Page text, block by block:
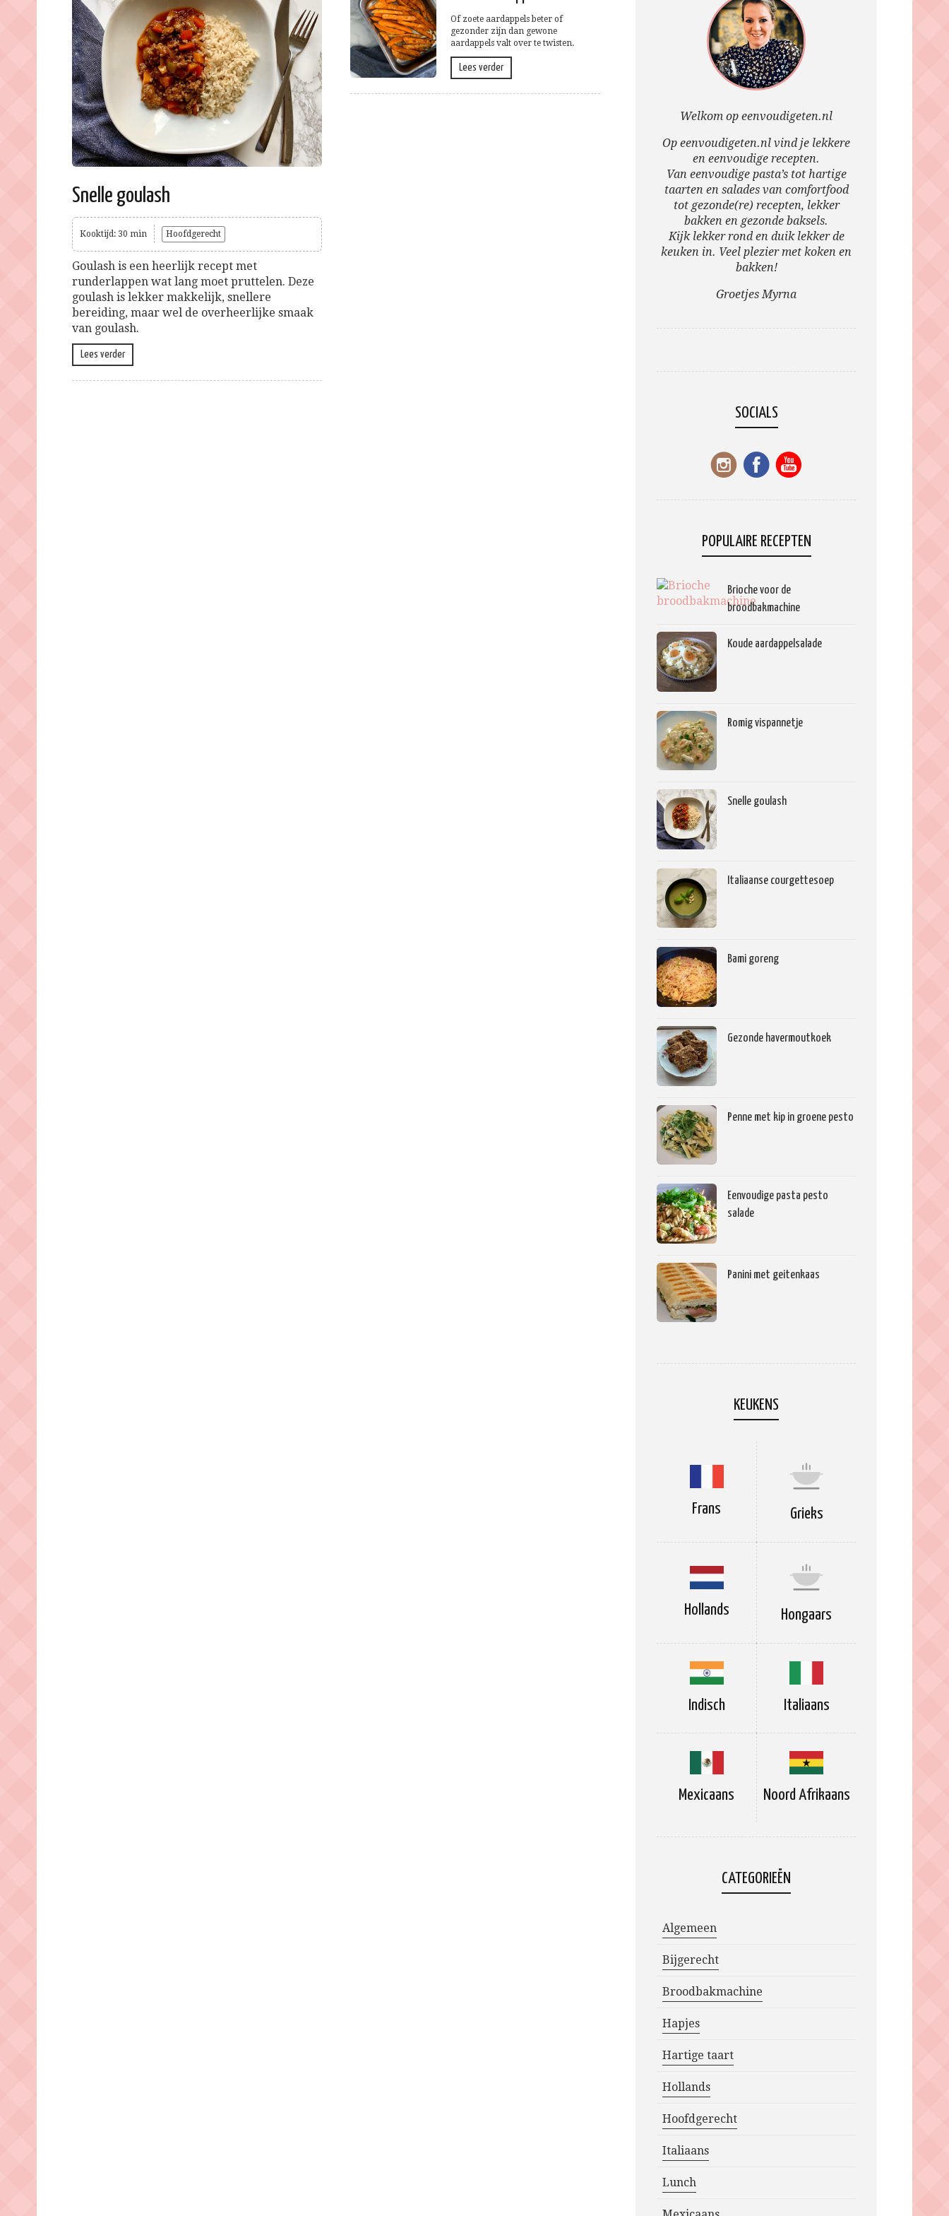
Snelle goulash
Kooktijd: 30 min Hoofdgerecht
Goulash is een heerlijk recept met
runderlappen wat lang moet pruttelen. Deze
goulash is lekker makkelijk, snellere
bereiding, maar wel de overheerlijke smaak
van goulash.
Lees verder
Of zoete aardappels beter of
gezonder zijn dan gewone
aardappels valt over te twisten.
Lees verder
Welkom op eenvoudigeten.nl
Op eenvoudigeten.nl vind je lekkere
en eenvoudige recepten.
Van eenvoudige pasta’s tot hartige
taarten en salades van comfortfood
tot gezonde(re) recepten, lekker
bakken en gezonde baksels.
Kijk lekker rond en duik lekker de
keuken in. Veel plezier met koken en
bakken!
Groetjes Myrna
SOCIALS
POPULAIRE RECEPTEN
Brioche voor de
broodbakmachine
Koude aardappelsalade
Romig vispannetje
Snelle goulash
Italiaanse courgettesoep
Bami goreng
Gezonde havermoutkoek
Penne met kip in groene pesto
Eenvoudige pasta pesto
salade
Panini met geitenkaas
KEUKENS
Frans Grieks
Hollands Hongaars
Indisch Italiaans
Mexicaans Noord Afrikaans
CATEGORIEËN
Algemeen
Bijgerecht
Broodbakmachine
Hapjes
Hartige taart
Hollands
Hoofdgerecht
Italiaans
Lunch